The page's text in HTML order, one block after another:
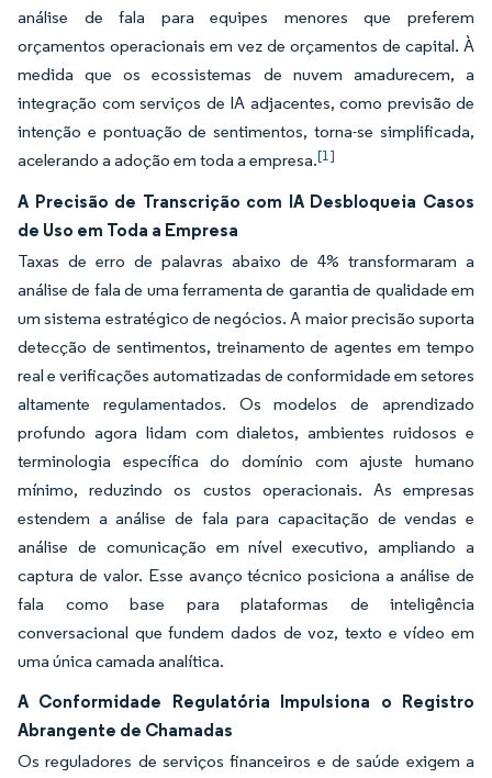
análise de fala para equipes menores que preferem
orçamentos operacionais em vez de orçamentos de capital. À
medida que os ecossistemas de nuvem amadurecem, a
integração com serviços de IA adjacentes, como previsão de
intenção e pontuação de sentimentos, torna-se simplificada,
acelerando a adoção em toda a empresa.[1]
A Precisão de Transcrição com IA Desbloqueia Casos
de Uso em Toda a Empresa
Taxas de erro de palavras abaixo de 4% transformaram a
análise de fala de uma ferramenta de garantia de qualidade em
um sistema estratégico de negócios. A maior precisão suporta
detecção de sentimentos, treinamento de agentes em tempo
real e verificações automatizadas de conformidade em setores
altamente regulamentados. Os modelos de aprendizado
profundo agora lidam com dialetos, ambientes ruidosos e
terminologia específica do domínio com ajuste humano
mínimo, reduzindo os custos operacionais. As empresas
estendem a análise de fala para capacitação de vendas e
análise de comunicação em nível executivo, ampliando a
captura de valor. Esse avanço técnico posiciona a análise de
fala como base para plataformas de inteligência
conversacional que fundem dados de voz, texto e vídeo em
uma única camada analítica.
A Conformidade Regulatória Impulsiona o Registro
Abrangente de Chamadas
Os reguladores de serviços financeiros e de saúde exigem a